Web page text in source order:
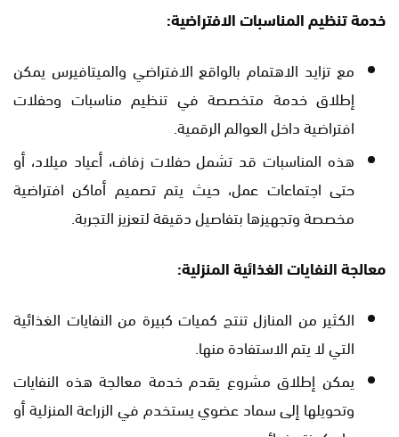
خدمة تنظيم المناسبات الافتراضية:
مع تزايد الاهتمام بالواقع الافتراضي والميتافيرس يمكن
إطلاق خدمة متخصصة في تنظيم مناسبات وحفلات
افتراضية داخل العوالم الرقمية.
هذه المناسبات قد تشمل حفلات زفاف، أعياد ميلاد، أو
حتى اجتماعات عمل، حيث يتم تصميم أماكن افتراضية
مخصصة وتجهيزها بتفاصيل دقيقة لتعزيز التجربة.
معالجة النفايات الغذائية المنزلية:
الكثير من المنازل تنتج كميات كبيرة من النفايات الغذائية
التي لا يتم الاستفادة منها.
يمكن إطلاق مشروع يقدم خدمة معالجة هذه النفايات
وتحويلها إلى سماد عضوي يستخدم في الزراعة المنزلية أو